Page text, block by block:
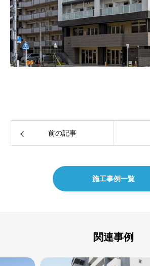
前の記事
施工事例一覧
関連事例